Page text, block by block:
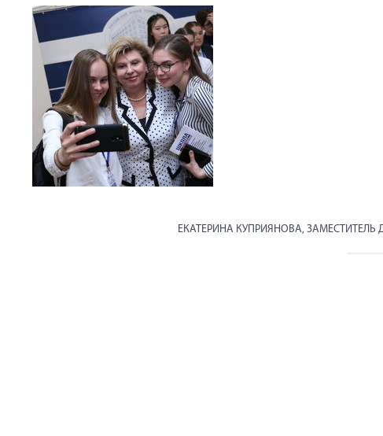
ЕКАТЕРИНА КУПРИЯНОВА,